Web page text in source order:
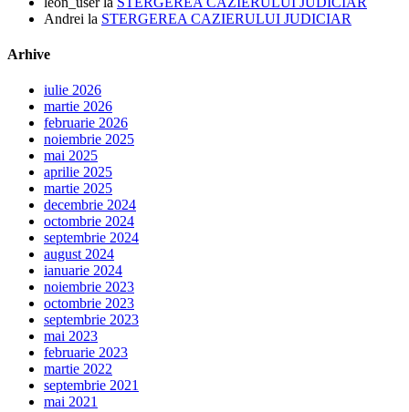
Andrei la STERGEREA CAZIERULUI JUDICIAR
Arhive
iulie 2026
martie 2026
februarie 2026
noiembrie 2025
mai 2025
aprilie 2025
martie 2025
decembrie 2024
octombrie 2024
septembrie 2024
august 2024
ianuarie 2024
noiembrie 2023
octombrie 2023
septembrie 2023
mai 2023
februarie 2023
martie 2022
septembrie 2021
mai 2021